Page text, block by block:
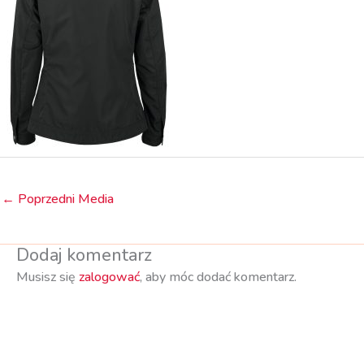
← Poprzedni Media
Dodaj komentarz
Musisz się zalogować, aby móc dodać komentarz.